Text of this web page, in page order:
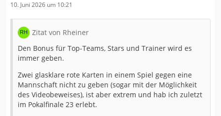
10. Juni 2026 um 10:21
Zitat von Rheiner
Den Bonus für Top-Teams, Stars und Trainer wird es
immer geben.
Zwei glasklare rote Karten in einem Spiel gegen eine
Mannschaft nicht zu geben (sogar mit der Möglichkeit
des Videobeweises), ist aber extrem und hab ich zuletzt
im Pokalfinale 23 erlebt.